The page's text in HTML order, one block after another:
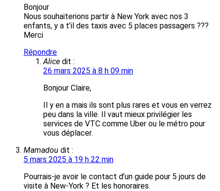
Bonjour
Nous souhaiterions partir à New York avec nos 3
enfants, y a t’il des taxis avec 5 places passagers ???
Merci
Répondre
Alice dit :
26 mars 2025 à 8 h 09 min
Bonjour Claire,
Il y en a mais ils sont plus rares et vous en verrez
peu dans la ville. Il vaut mieux privilégier les
services de VTC comme Uber ou le métro pour
vous déplacer.
Mamadou dit :
5 mars 2025 à 19 h 22 min
Pourrais-je avoir le contact d’un guide pour 5 jours de
visite à New-York ? Et les honoraires.